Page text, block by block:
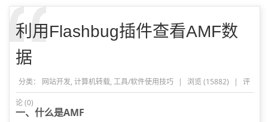
利用Flashbug插件查看AMF数
据
分类： 网站开发, 计算机转载, 工具/软件使用技巧 | 浏览 (15882) | 评
论 (0)
一、什么是AMF